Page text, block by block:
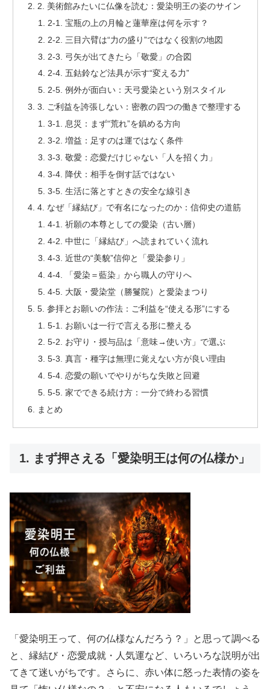
2. 美術館みたいに仏像を読む：愛染明王の姿のサイン
2-1. 宝瓶の上の月輪と蓮華座は何を示す？
2-2. 三目六臂は“力の盛り”ではなく役割の地図
2-3. 弓矢が出てきたら「敬愛」の合図
2-4. 五鈷鈴など法具が示す“変える力”
2-5. 例外が面白い：天弓愛染という別スタイル
3. ご利益を誇張しない：密教の四つの働きで整理する
3-1. 息災：まず“荒れ”を鎮める方向
3-2. 増益：足すのは運ではなく条件
3-3. 敬愛：恋愛だけじゃない「人を招く力」
3-4. 降伏：相手を倒す話ではない
3-5. 生活に落とすときの安全な線引き
4. なぜ「縁結び」で有名になったのか：信仰史の道筋
4-1. 祈願の本尊としての愛染（古い層）
4-2. 中世に「縁結び」へ読まれていく流れ
4-3. 近世の“美貌”信仰と「愛染参り」
4-4. 「愛染＝藍染」から職人の守りへ
4-5. 大阪・愛染堂（勝鬘院）と愛染まつり
5. 参拝とお願いの作法：ご利益を“使える形”にする
5-1. お願いは一行で言える形に整える
5-2. お守り・授与品は「意味→使い方」で選ぶ
5-3. 真言・種字は無理に覚えない方が良い理由
5-4. 恋愛の願いでやりがちな失敗と回避
5-5. 家でできる続け方：一分で終わる習慣
まとめ
1. まず押さえる「愛染明王は何の仏様か」
「愛染明王って、何の仏様なんだろう？」と思って調べる
と、縁結び・恋愛成就・人気運など、いろいろな説明が出
てきて迷いがちです。さらに、赤い体に怒った表情の姿を